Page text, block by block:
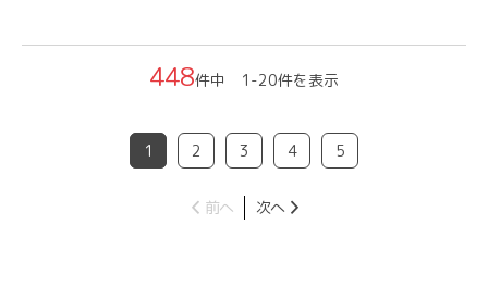
448件中 1-20件を表示
1 2 3 4 5
前へ 次へ